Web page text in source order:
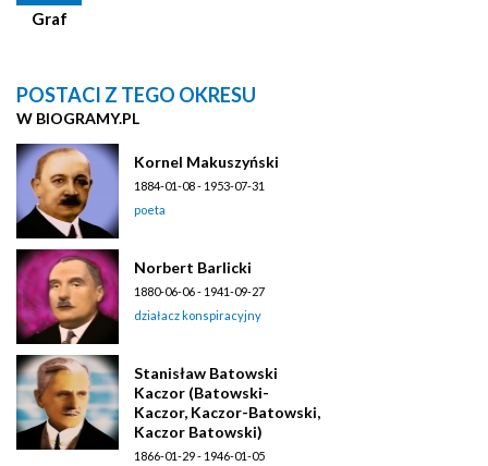
Graf
POSTACI Z TEGO OKRESU
W BIOGRAMY.PL
Kornel Makuszyński
1884-01-08 - 1953-07-31
poeta
Norbert Barlicki
1880-06-06 - 1941-09-27
działacz konspiracyjny
Stanisław Batowski
Kaczor (Batowski-
Kaczor, Kaczor-Batowski,
Kaczor Batowski)
1866-01-29 - 1946-01-05